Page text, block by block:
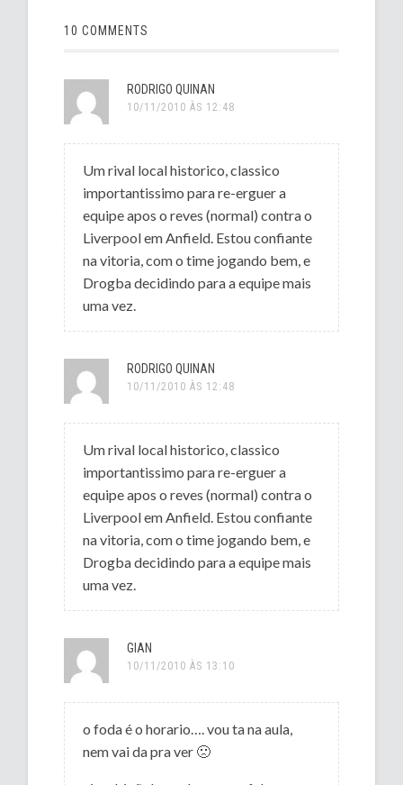
10 COMMENTS
RODRIGO QUINAN
10/11/2010 ÀS 12:48
Um rival local historico, classico
importantissimo para re-erguer a
equipe apos o reves (normal) contra o
Liverpool em Anfield. Estou confiante
na vitoria, com o time jogando bem, e
Drogba decidindo para a equipe mais
uma vez.
RODRIGO QUINAN
10/11/2010 ÀS 12:48
Um rival local historico, classico
importantissimo para re-erguer a
equipe apos o reves (normal) contra o
Liverpool em Anfield. Estou confiante
na vitoria, com o time jogando bem, e
Drogba decidindo para a equipe mais
uma vez.
GIAN
10/11/2010 ÀS 13:10
o foda é o horario…. vou ta na aula,
nem vai da pra ver 🙁